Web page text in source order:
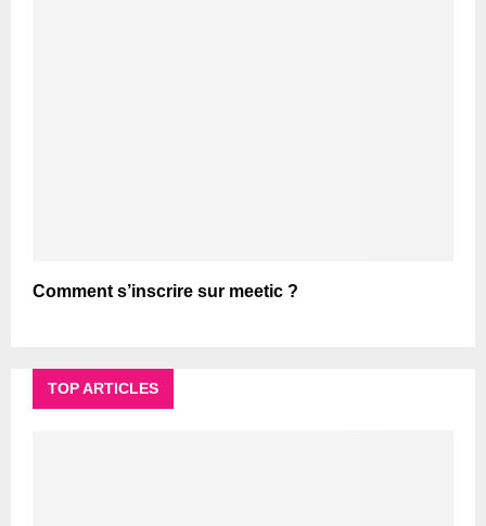
Comment s’inscrire sur meetic ?
TOP ARTICLES